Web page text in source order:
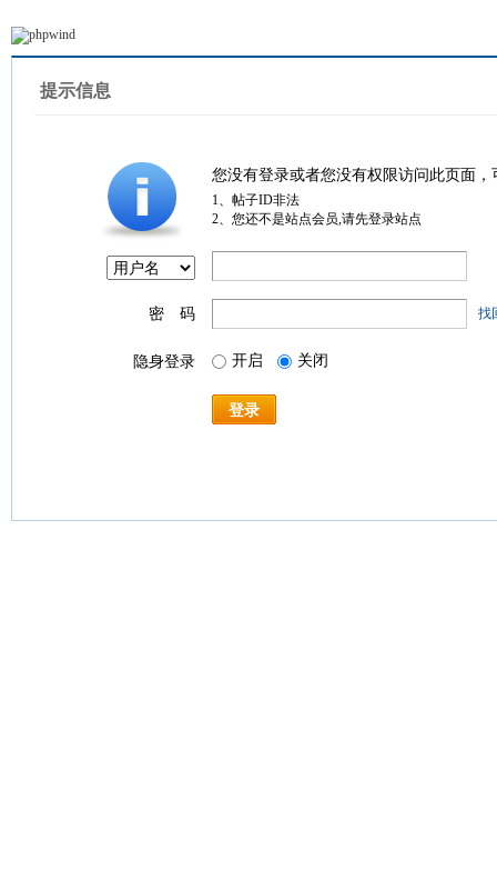
提示信息
您没有登录或者您没有权限访问此页面
1、帖子ID非法
2、您还不是站点会员,请先登录站点
密 码 找
隐身登录 开启 关闭
登录